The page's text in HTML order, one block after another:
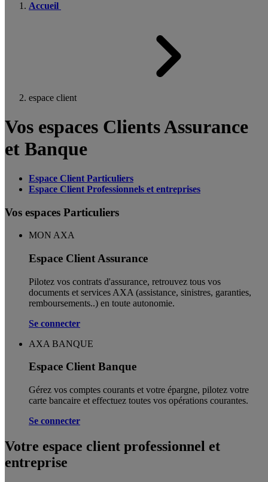
Accueil
espace client
Vos espaces Clients Assurance
et Banque
Espace Client Particuliers
Espace Client Professionnels et entreprises
Vos espaces Particuliers
MON AXA
Espace Client Assurance
Pilotez vos contrats d'assurance, retrouvez tous vos
documents et services AXA (assistance, sinistres, garanties,
remboursements..) en toute autonomie. ​
Se connecter
AXA BANQUE
Espace Client Banque
Gérez vos comptes courants et votre épargne, pilotez votre
carte bancaire et effectuez toutes vos opérations courantes.
Se connecter
Votre espace client professionnel et
entreprise